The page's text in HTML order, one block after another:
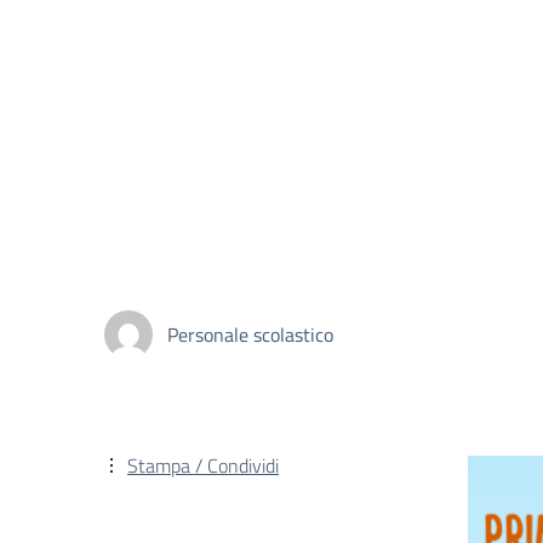
Personale scolastico
Stampa / Condividi